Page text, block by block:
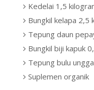
Kedelai 1,5
Bungkil kelapa 2,5
Tepung daun
Bungkil biji kapuk
Tepung bulu
Suplemen organik